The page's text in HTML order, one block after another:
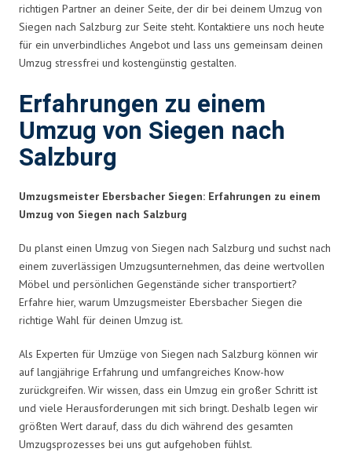
richtigen Partner an deiner Seite, der dir bei deinem Umzug von
Siegen nach Salzburg zur Seite steht. Kontaktiere uns noch heute
für ein unverbindliches Angebot und lass uns gemeinsam deinen
Umzug stressfrei und kostengünstig gestalten.
Erfahrungen zu einem
Umzug von Siegen nach
Salzburg
Umzugsmeister Ebersbacher Siegen: Erfahrungen zu einem
Umzug von Siegen nach Salzburg
Du planst einen Umzug von Siegen nach Salzburg und suchst nach
einem zuverlässigen Umzugsunternehmen, das deine wertvollen
Möbel und persönlichen Gegenstände sicher transportiert?
Erfahre hier, warum Umzugsmeister Ebersbacher Siegen die
richtige Wahl für deinen Umzug ist.
Als Experten für Umzüge von Siegen nach Salzburg können wir
auf langjährige Erfahrung und umfangreiches Know-how
zurückgreifen. Wir wissen, dass ein Umzug ein großer Schritt ist
und viele Herausforderungen mit sich bringt. Deshalb legen wir
größten Wert darauf, dass du dich während des gesamten
Umzugsprozesses bei uns gut aufgehoben fühlst.